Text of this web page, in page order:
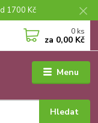
1700 Kč
Menu
Hledat
0 ks
za 0,00 Kč